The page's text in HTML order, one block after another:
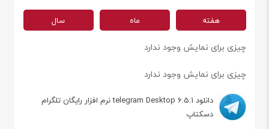
هفته ماه سال
چیزی برای نمایش وجود ندارد
چیزی برای نمایش وجود ندارد
دانلود telegram Desktop 6.5.1 نرم افزار رایگان تلگرام
دسکتاپ